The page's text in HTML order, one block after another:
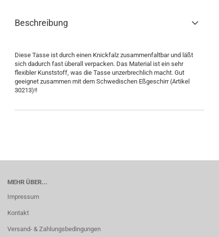
Beschreibung
Diese Tasse ist durch einen Knickfalz zusammenfaltbar und läßt
sich dadurch fast überall verpacken. Das Material ist ein sehr
flexibler Kunststoff, was die Tasse unzerbrechlich macht. Gut
geeignet zusammen mit dem Schwedischen Eßgeschirr (Artikel
30213)!!
MEHR ÜBER...
Impressum
Kontakt
Versand- & Zahlungsbedingungen